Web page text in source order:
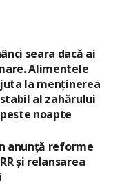
seara dacă ai
Alimentele
la menținerea
al zahărului
noapte
anunță reforme
și relansarea